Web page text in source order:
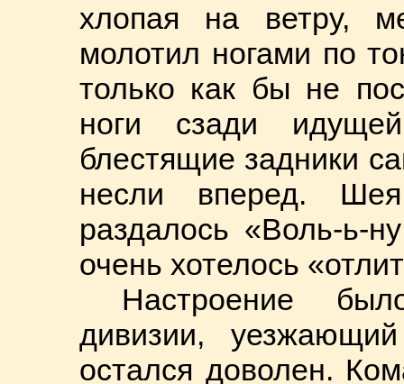
хлопая на ветру,
молотил ногами по
только как бы не
ноги сзади
блестящие задники
несли вперед. Шея
раздалось «Воль-ь-
очень хотелось
Настроение
дивизии,
остался доволен.